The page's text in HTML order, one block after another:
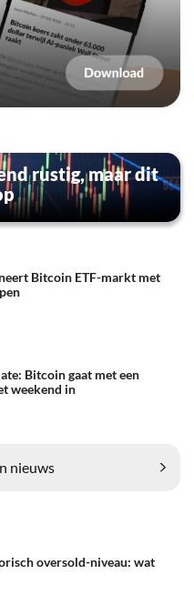
rustig, maar dit
Bitcoin ETF-markt met
Bitcoin gaat met een
weekend in
nieuws
oversold-niveau: wat